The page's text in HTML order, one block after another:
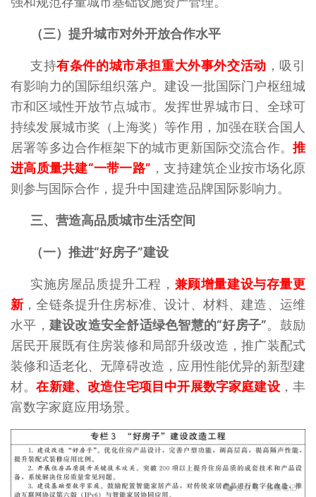
（三）提升城市对外开放合作水平
支持有条件的城市承担重大外事外交活动 ，吸引
有影响力的国际组织落户。建设一批国际门户枢纽城
市和区域性开放节点城市。发挥世界城市日、全球可
持续发展城市奖（上海奖）等作用，加强在联合国人
居署等多边合作框架下的城市更新国际交流合作。 推
进高质量共建“一带一路” ，支持建筑企业按市场化原
则参与国际合作，提升中国建造品牌国际影响力。
三、营造高品质城市生活空间
（一）推进“好房子”建设
实施房屋品质提升工程， 兼顾增量建设与存量更
新 ，全链条提升住房标准、设计、材料、建造、运维
水平， 建设改造安全舒适绿色智慧的“好房子”。鼓励
居民开展既有住房装修和局部升级改造，推广装配式
装修和适老化、无障碍改造，应用性能优异的新型建
材。在新建、改造住宅项目中开展数字家庭建设，丰
富数字家庭应用场景。